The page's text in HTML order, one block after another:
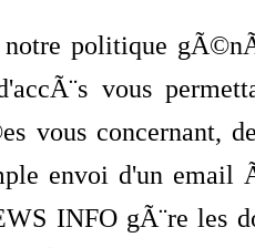
politique
vous
vous concernant,
envoi d'un
INFO gÃ¨re les